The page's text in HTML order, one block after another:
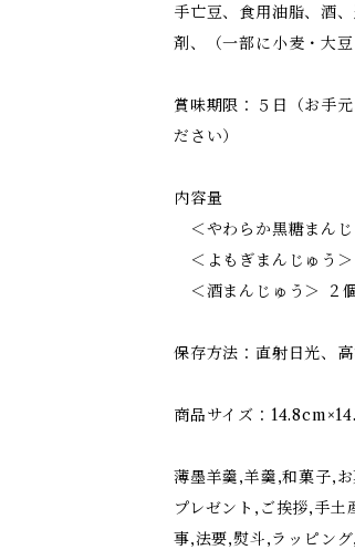
手亡豆、食用油脂、酒
剤、（一部に小麦・大豆
賞味期限：５日（お手
ださい）
内容量
＜やわらか黒糖まん
＜よもぎまんじゅう＞
＜酒まんじゅう＞ ２
保存方法：直射日光、
商品サイズ：
薄墨羊羹,羊羹,和菓子,
プレゼント,ご挨拶,手
事,法要,熨斗,ラッピン